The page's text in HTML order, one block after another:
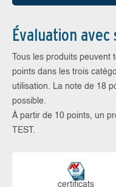
Évaluation
Tous les produits
points dans les trois
utilisation. La note de 18
possible.
À partir de 10 points, un
TEST.
certi­ficats